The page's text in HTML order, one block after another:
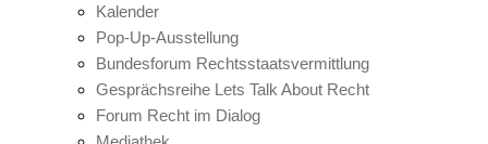
Kalender
Pop-Up-Ausstellung
Bundesforum Rechtsstaatsvermittlung
Gesprächsreihe Lets Talk About Recht
Forum Recht im Dialog